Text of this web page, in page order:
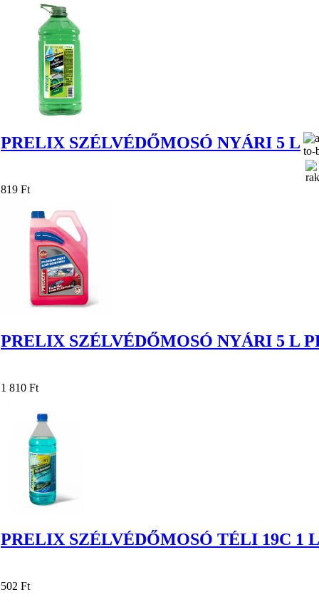
PRELIX SZÉLVÉDŐMOSÓ NYÁRI 5 L
819 Ft
PRELIX SZÉLVÉDŐMOSÓ NYÁRI 5 L
1 810 Ft
PRELIX SZÉLVÉDŐMOSÓ TÉLI 19C 1 L
502 Ft